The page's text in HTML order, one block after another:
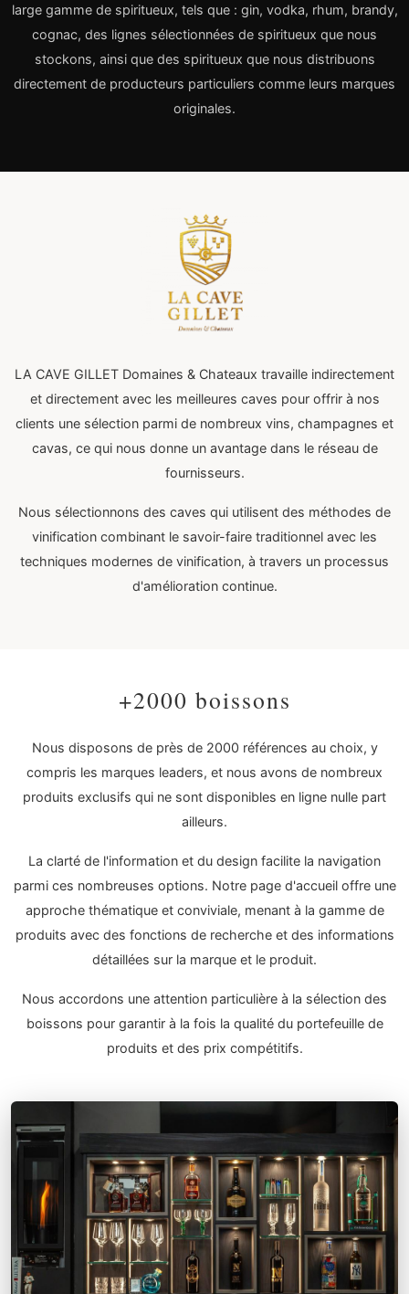
large gamme de spiritueux, tels que : gin, vodka, rhum, brandy,
cognac, des lignes sélectionnées de spiritueux que nous
stockons, ainsi que des spiritueux que nous distribuons
directement de producteurs particuliers comme leurs marques
originales.
LA CAVE GILLET Domaines & Chateaux travaille indirectement
et directement avec les meilleures caves pour offrir à nos
clients une sélection parmi de nombreux vins, champagnes et
cavas, ce qui nous donne un avantage dans le réseau de
fournisseurs.
Nous sélectionnons des caves qui utilisent des méthodes de
vinification combinant le savoir-faire traditionnel avec les
techniques modernes de vinification, à travers un processus
d'amélioration continue.
+2000 boissons
Nous disposons de près de 2000 références au choix, y
compris les marques leaders, et nous avons de nombreux
produits exclusifs qui ne sont disponibles en ligne nulle part
ailleurs.
La clarté de l'information et du design facilite la navigation
parmi ces nombreuses options. Notre page d'accueil offre une
approche thématique et conviviale, menant à la gamme de
produits avec des fonctions de recherche et des informations
détaillées sur la marque et le produit.
Nous accordons une attention particulière à la sélection des
boissons pour garantir à la fois la qualité du portefeuille de
produits et des prix compétitifs.